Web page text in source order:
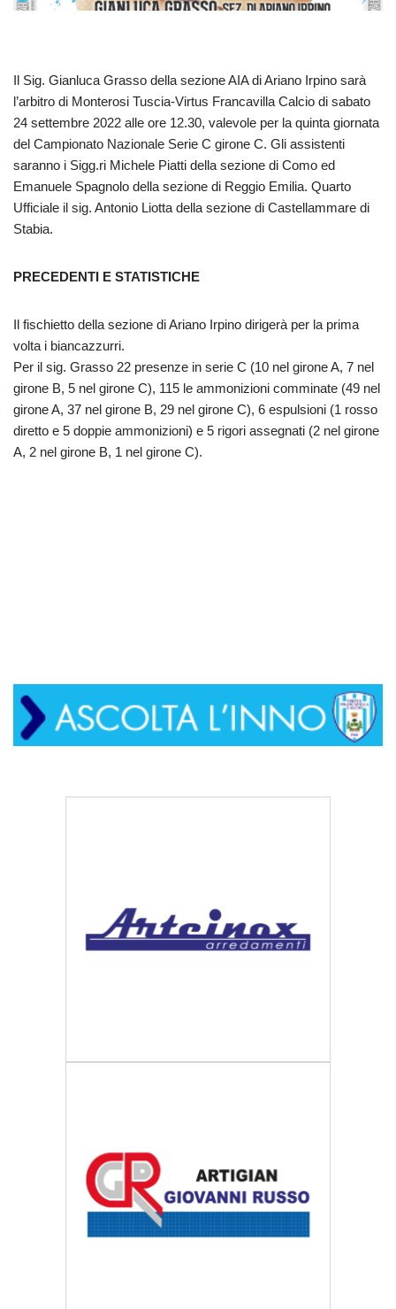
Il Sig. Gianluca Grasso della sezione AIA di Ariano Irpino sarà
l’arbitro di Monterosi Tuscia-Virtus Francavilla Calcio di sabato
24 settembre 2022 alle ore 12.30, valevole per la quinta giornata
del Campionato Nazionale Serie C girone C. Gli assistenti
saranno i Sigg.ri Michele Piatti della sezione di Como ed
Emanuele Spagnolo della sezione di Reggio Emilia. Quarto
Ufficiale il sig. Antonio Liotta della sezione di Castellammare di
Stabia.
PRECEDENTI E STATISTICHE
Il fischietto della sezione di Ariano Irpino dirigerà per la prima
volta i biancazzurri.
Per il sig. Grasso 22 presenze in serie C (10 nel girone A, 7 nel
girone B, 5 nel girone C), 115 le ammonizioni comminate (49 nel
girone A, 37 nel girone B, 29 nel girone C), 6 espulsioni (1 rosso
diretto e 5 doppie ammonizioni) e 5 rigori assegnati (2 nel girone
A, 2 nel girone B, 1 nel girone C).